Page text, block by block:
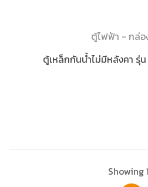
ตู้ไฟฟ้า - กล่อ
ตู้เหล็กกันน้ำไม่มีหลังคา รุ่
Showing